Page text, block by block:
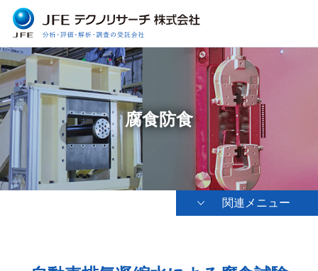
腐食防食
関連メニュー